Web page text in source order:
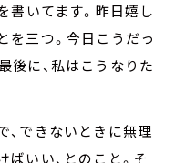
書いてます。昨日嬉し
を三つ。今日こうだっ
後に、私はこうなりた
、できないときに無理
いい、とのこと。そ